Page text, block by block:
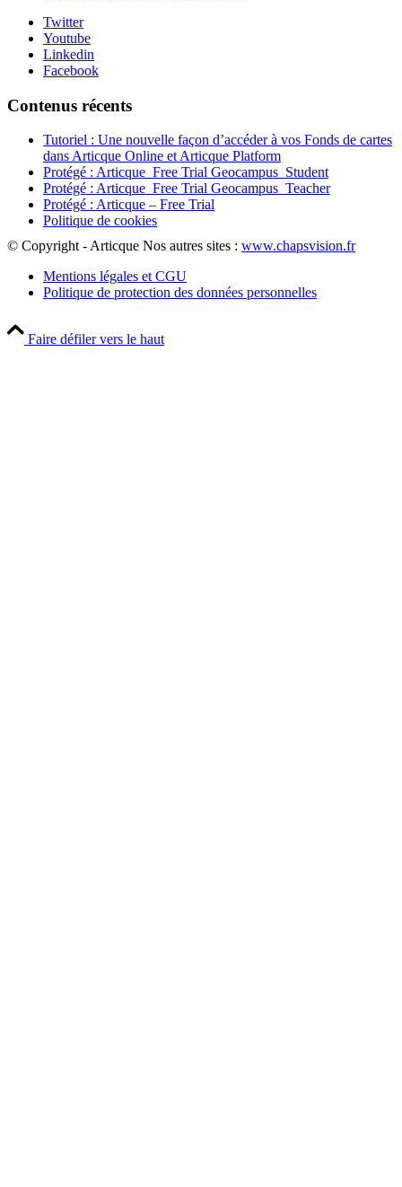
Twitter
Youtube
Linkedin
Facebook
Contenus récents
Tutoriel : Une nouvelle façon d’accéder à vos Fonds de cartes
dans Articque Online et Articque Platform
Protégé : Articque_Free Trial Geocampus_Student
Protégé : Articque_Free Trial Geocampus_Teacher
Protégé : Articque – Free Trial
Politique de cookies
© Copyright - Articque Nos autres sites : www.chapsvision.fr
Mentions légales et CGU
Politique de protection des données personnelles
Faire défiler vers le haut